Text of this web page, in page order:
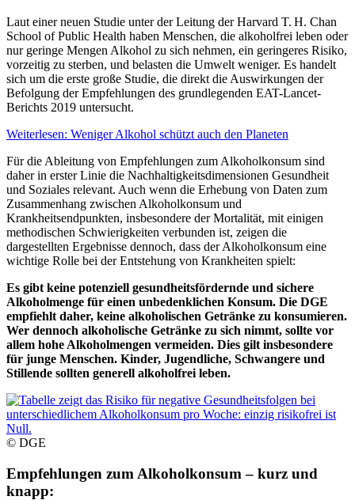
Laut einer neuen Studie unter der Leitung der Harvard T. H. Chan
School of Public Health haben Menschen, die alkoholfrei leben oder
nur geringe Mengen Alkohol zu sich nehmen, ein geringeres Risiko,
vorzeitig zu sterben, und belasten die Umwelt weniger. Es handelt
sich um die erste große Studie, die direkt die Auswirkungen der
Befolgung der Empfehlungen des grundlegenden EAT-Lancet-
Berichts 2019 untersucht.
Weiterlesen: Weniger Alkohol schützt auch den Planeten
Für die Ableitung von Empfehlungen zum Alkoholkonsum sind
daher in erster Linie die Nachhaltigkeitsdimensionen Gesundheit
und Soziales relevant. Auch wenn die Erhebung von Daten zum
Zusammenhang zwischen Alkoholkonsum und
Krankheitsendpunkten, insbesondere der Mortalität, mit einigen
methodischen Schwierigkeiten verbunden ist, zeigen die
dargestellten Ergebnisse dennoch, dass der Alkoholkonsum eine
wichtige Rolle bei der Entstehung von Krankheiten spielt:
Es gibt keine potenziell gesundheitsfördernde und sichere
Alkoholmenge für einen unbedenklichen Konsum. Die DGE
empfiehlt daher, keine alkoholischen Getränke zu konsumieren.
Wer dennoch alkoholische Getränke zu sich nimmt, sollte vor
allem hohe Alkoholmengen vermeiden. Dies gilt insbesondere
für junge Menschen. Kinder, Jugendliche, Schwangere und
Stillende sollten generell alkoholfrei leben.
© DGE
Empfehlungen zum Alkoholkonsum – kurz und
knapp: